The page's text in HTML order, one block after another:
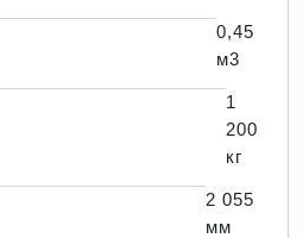
0,45
м3
1
200
кг
2 055
мм